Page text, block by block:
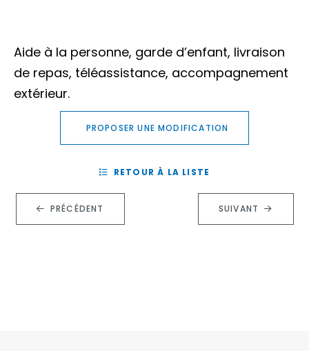
Aide à la personne, garde d’enfant, livraison
de repas, téléassistance, accompagnement
extérieur.
PROPOSER UNE MODIFICATION
PRÉCÉDENT
RETOUR À LA LISTE
SUIVANT